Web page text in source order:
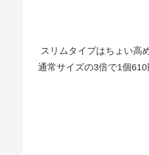
スリムタイプはちょい高め
通常サイズの3倍で1個610